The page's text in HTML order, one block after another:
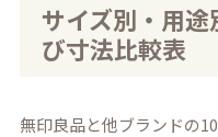
サイズ別・用
び寸法比較表
無印良品と他ブランドの